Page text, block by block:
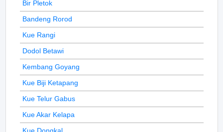
Bir Pletok
Bandeng Rorod
Kue Rangi
Dodol Betawi
Kembang Goyang
Kue Biji Ketapang
Kue Telur Gabus
Kue Akar Kelapa